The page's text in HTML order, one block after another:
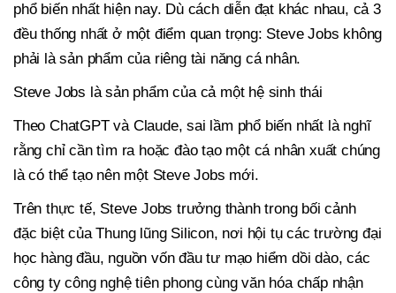
phổ biến nhất hiện nay. Dù cách diễn đạt khác nhau, cả 3
đều thống nhất ở một điểm quan trọng: Steve Jobs không
phải là sản phẩm của riêng tài năng cá nhân.
Steve Jobs là sản phẩm của cả một hệ sinh thái
Theo ChatGPT và Claude, sai lầm phổ biến nhất là nghĩ
rằng chỉ cần tìm ra hoặc đào tạo một cá nhân xuất chúng
là có thể tạo nên một Steve Jobs mới.
Trên thực tế, Steve Jobs trưởng thành trong bối cảnh
đặc biệt của Thung lũng Silicon, nơi hội tụ các trường đại
học hàng đầu, nguồn vốn đầu tư mạo hiểm dồi dào, các
công ty công nghệ tiên phong cùng văn hóa chấp nhận